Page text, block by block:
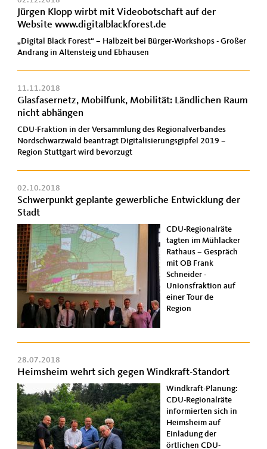
Jürgen Klopp wirbt mit Videobotschaft auf der
Website www.digitalblackforest.de
„Digital Black Forest“ – Halbzeit bei Bürger-Workshops - Großer
Andrang in Altensteig und Ebhausen
11.11.2018
Glasfasernetz, Mobilfunk, Mobilität: Ländlichen Raum
nicht abhängen
CDU-Fraktion in der Versammlung des Regionalverbandes
Nordschwarzwald beantragt Digitalisierungsgipfel 2019 –
Region Stuttgart wird bevorzugt
02.10.2018
Schwerpunkt geplante gewerbliche Entwicklung der
Stadt
CDU-Regionalräte
tagten im Mühlacker
Rathaus – Gespräch
mit OB Frank
Schneider -
Unionsfraktion auf
einer Tour de
Region
28.07.2018
Heimsheim wehrt sich gegen Windkraft-Standort
Windkraft-Planung:
CDU-Regionalräte
informierten sich in
Heimsheim auf
Einladung der
örtlichen CDU-